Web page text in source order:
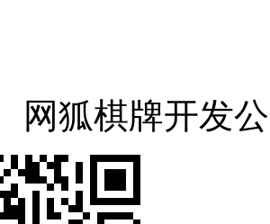
网狐棋牌开发